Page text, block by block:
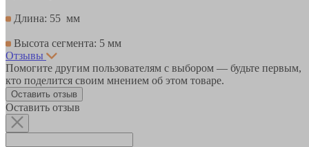
Длина: 55 мм
Высота сегмента: 5 мм
Отзывы
Помогите другим пользователям с выбором — будьте первым,
кто поделится своим мнением об этом товаре.
Оставить отзыв
Оставить отзыв